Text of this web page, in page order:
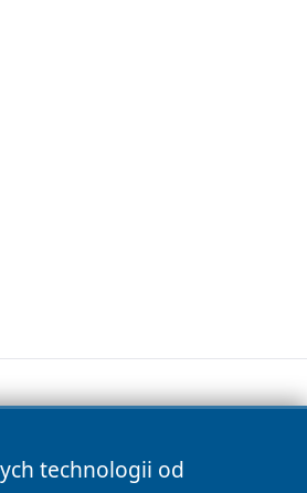
technologii od